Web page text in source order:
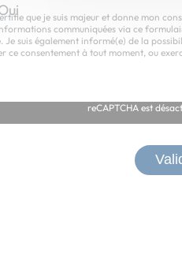
que je suis majeur et donne mon
communiquées via ce
Je suis également informé(e) de la
ce consentement à tout moment, ou
reCAPTCHA est